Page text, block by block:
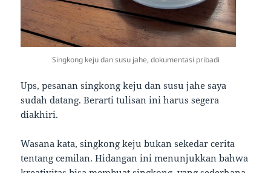
Singkong keju dan susu jahe, dokumentasi pribadi
Ups, pesanan singkong keju dan susu jahe saya
sudah datang. Berarti tulisan ini harus segera
diakhiri.
Wasana kata, singkong keju bukan sekedar cerita
tentang cemilan. Hidangan ini menunjukkan bahwa